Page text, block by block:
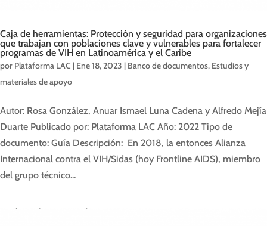
Caja de herramientas: Protección y seguridad para organizaciones
que trabajan con poblaciones clave y vulnerables para fortalecer
programas de VIH en Latinoamérica y el Caribe
por Plataforma LAC | Ene 18, 2023 | Banco de documentos, Estudios y
materiales de apoyo
Autor: Rosa González, Anuar Ismael Luna Cadena y Alfredo Mejía
Duarte Publicado por: Plataforma LAC Año: 2022 Tipo de
documento: Guía Descripción: En 2018, la entonces Alianza
Internacional contra el VIH/Sidas (hoy Frontline AIDS), miembro
del grupo técnico...